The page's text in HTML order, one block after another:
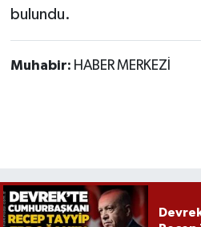
bulundu.
Muhabir: HABER MERKEZİ